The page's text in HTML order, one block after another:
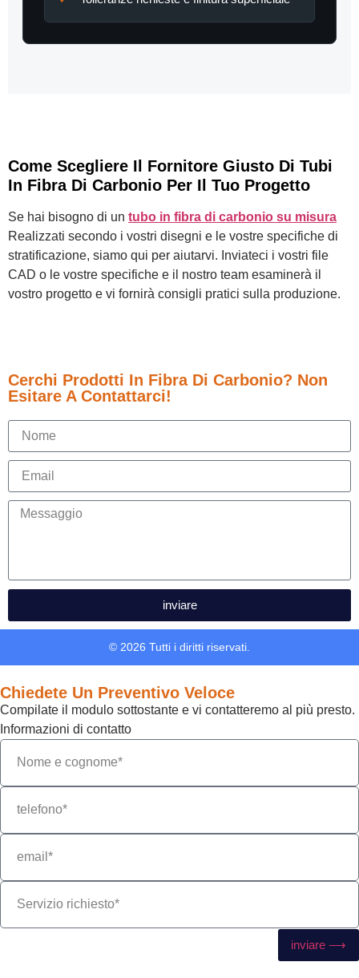
Come Scegliere Il Fornitore Giusto Di Tubi
In Fibra Di Carbonio Per Il Tuo Progetto
Se hai bisogno di un tubo in fibra di carbonio su misura
Realizzati secondo i vostri disegni e le vostre specifiche di
stratificazione, siamo qui per aiutarvi. Inviateci i vostri file
CAD o le vostre specifiche e il nostro team esaminerà il
vostro progetto e vi fornirà consigli pratici sulla produzione.
Cerchi Prodotti In Fibra Di Carbonio? Non
Esitare A Contattarci!
inviare
© 2026 Tutti i diritti riservati.
Chiedete Un Preventivo Veloce
Compilate il modulo sottostante e vi contatteremo al più presto.
Informazioni di contatto
inviare ⟶